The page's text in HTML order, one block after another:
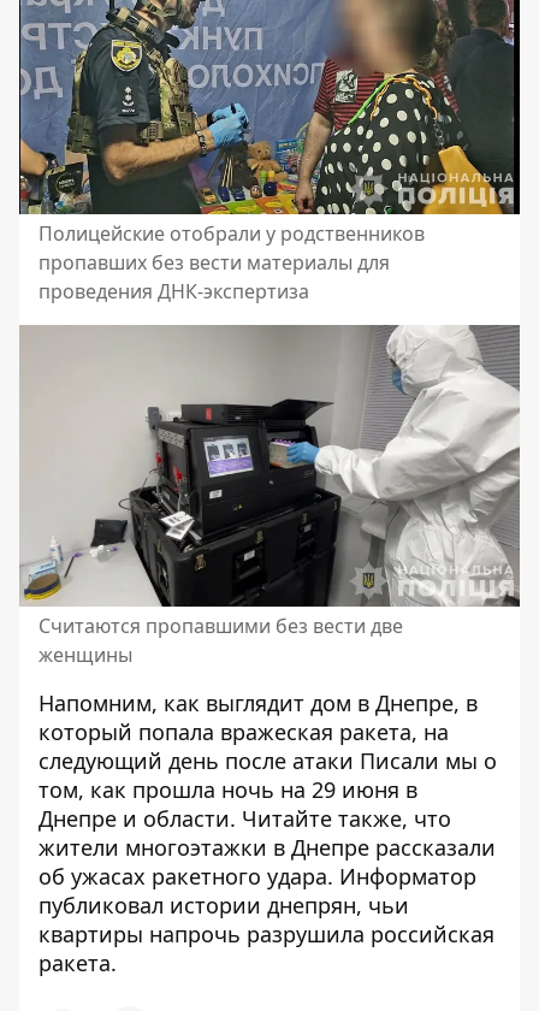
Полицейские отобрали у родственников
пропавших без вести материалы для
проведения ДНК-экспертиза
Считаются пропавшими без вести две
женщины
Напомним, как выглядит дом в Днепре, в
который попала вражеская ракета, на
следующий день после атаки Писали мы о
том, как прошла ночь на 29 июня в
Днепре и области. Читайте также, что
жители многоэтажки в Днепре рассказали
об ужасах ракетного удара. Информатор
публиковал истории днепрян, чьи
квартиры напрочь разрушила российская
ракета.